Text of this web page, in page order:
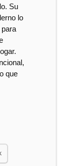
Su
lo
que